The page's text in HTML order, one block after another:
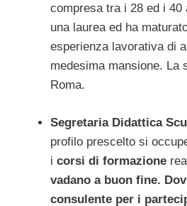
compresa tra i 28 ed i 40
una laurea ed ha
esperienza lavorativa di
medesima mansione. La
Roma.
Segretaria Didattica
profilo prescelto si
i corsi di formazione
vadano a buon fine.
consulente per i